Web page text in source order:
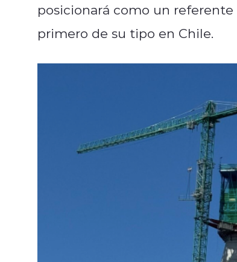
posicionará como un
primero de su tipo en Chile.